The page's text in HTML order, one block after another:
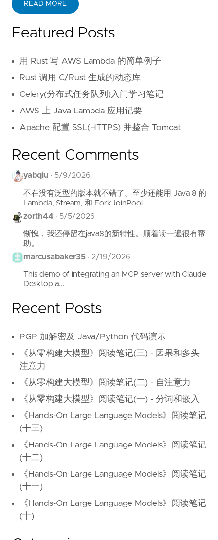
READ MORE
Featured Posts
用 Rust 写 AWS Lambda 的简单例子
Rust 调用 C/Rust 生成的动态库
Celery(分布式任务队列)入门学习笔记
AWS 上 Java Lambda 应用记要
Apache 配置 SSL(HTTPS) 并整合 Tomcat
Recent Comments
yabqiu · 5/9/2026
不在没有泛型的版本就不错了。至少还能用 Java 8 的
Lambda, Stream, 和 ForkJoinPool ...
zorth44 · 5/5/2026
惭愧，我还停留在java8的新特性。顺着读一遍很有帮
助。
marcusabaker35 · 2/19/2026
This demo of integrating an MCP server with Claude
Desktop a...
Recent Posts
PGP 加解密及 Java/Python 代码演示
《从零构建大模型》阅读笔记(三) - 因果和多头
注意力
《从零构建大模型》阅读笔记(二) - 自注意力
《从零构建大模型》阅读笔记(一) - 分词和嵌入
《Hands-On Large Language Models》阅读笔记
(十三)
《Hands-On Large Language Models》阅读笔记
(十二)
《Hands-On Large Language Models》阅读笔记
(十一)
《Hands-On Large Language Models》阅读笔记
(十)